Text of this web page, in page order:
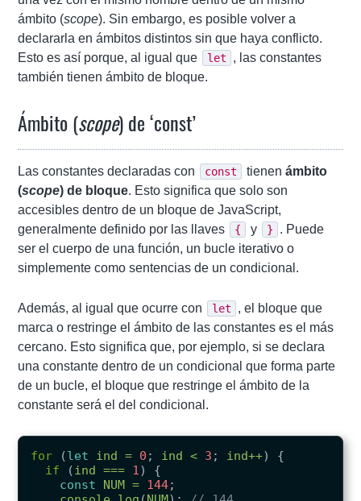
ámbito (scope). Sin embargo, es posible volver a
declararla en ámbitos distintos sin que haya conflicto.
Esto es así porque, al igual que
let
, las constantes
también tienen ámbito de bloque.
Ámbito (scope) de ‘const’
Las constantes declaradas con const tienenámbito
(scope) de bloque. Esto significa que solo son
accesibles dentro de un bloque de JavaScript,
generalmente definido por las llaves
{ y }
. Puede
ser el cuerpo de una función, un bucle iterativo o
simplemente como sentencias de un condicional.
Además, al igual que ocurre con let
, el bloque que
marca o restringe el ámbito de las constantes es el más
cercano. Esto significa que, por ejemplo, si se declara
una constante dentro de un condicional que forma parte
de un bucle, el bloque que restringe el ámbito de la
constante será el del condicional.
for (let ind = 0 ; ind < 3 ; ind++)
{
if
(ind === 1)
{
const
NUM = 144;